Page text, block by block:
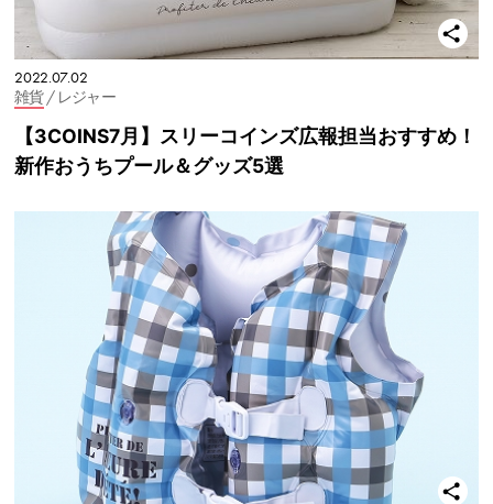
2022.07.02
雑貨/ レジャー
【3COINS7月】スリーコインズ広報担当おすすめ！
新作おうちプール＆グッズ5選